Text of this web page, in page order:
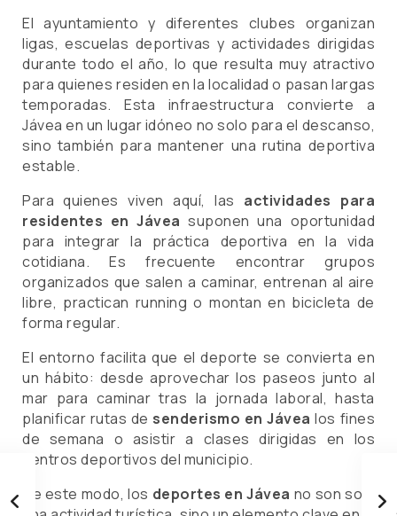
El ayuntamiento y diferentes clubes organizan
ligas, escuelas deportivas y actividades dirigidas
durante todo el año, lo que resulta muy atractivo
para quienes residen en la localidad o pasan largas
temporadas. Esta infraestructura convierte a
Jávea en un lugar idóneo no solo para el descanso,
sino también para mantener una rutina deportiva
estable.
Para quienes viven aquí, las actividades para
residentes en Jávea suponen una oportunidad
para integrar la práctica deportiva en la vida
cotidiana. Es frecuente encontrar grupos
organizados que salen a caminar, entrenan al aire
libre, practican running o montan en bicicleta de
forma regular.
El entorno facilita que el deporte se convierta en
un hábito: desde aprovechar los paseos junto al
mar para caminar tras la jornada laboral, hasta
planificar rutas de senderismo en Jávea los fines
de semana o asistir a clases dirigidas en los
centros deportivos del municipio.
De este modo, los deportes en Jávea no son solo